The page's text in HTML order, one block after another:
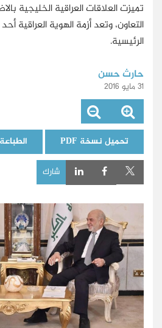
تميزت العلاقات العراقية الخليجية
التعاون، وتعد أزمة الهوية العراقية
الرئيسية.
حارث حسن
31 مايو 2016
تحميل نسخة PDF الطباعة
شارك